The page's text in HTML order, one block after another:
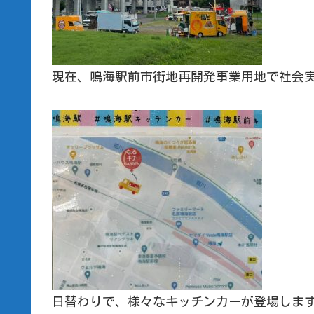
現在、鳴海駅前市街地再開発事業用地で社会
日替わりで、様々なキッチンカーが登場します